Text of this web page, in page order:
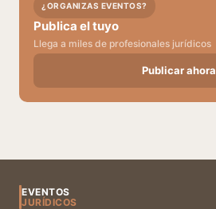
¿ORGANIZAS EVENTOS?
Publica el tuyo
Llega a miles de profesionales jurídicos
Publicar ahora
EVENTOS
JURÍDICOS